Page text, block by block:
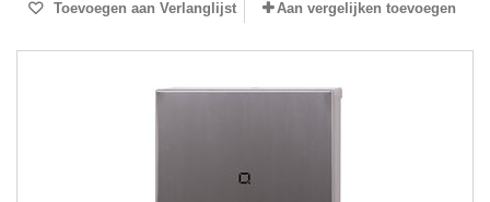
Toevoegen aan Verlanglijst Aan vergelijken toevoegen